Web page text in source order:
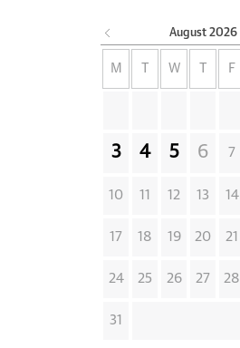
August 2026
M W F
3 4 5 6 7
10 11 12 13 14
17 18 19 20 21
24 25 26 27 28
31